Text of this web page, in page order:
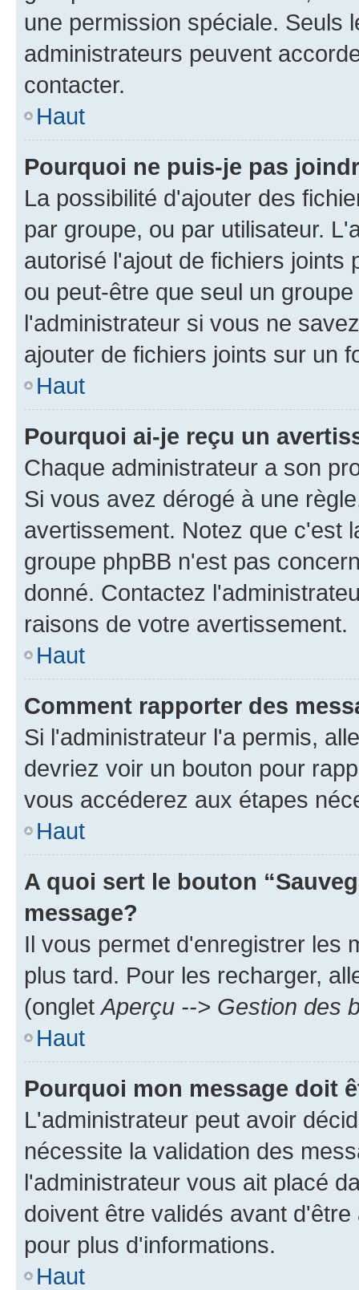
une permission spéciale. Seuls
administrateurs peuvent
contacter.
Haut
Pourquoi ne puis-je pas
La possibilité d'ajouter des
par groupe, ou par utilisateur.
autorisé l'ajout de fichiers joints
ou peut-être que seul un
l'administrateur si vous ne
ajouter de fichiers joints sur un
Haut
Pourquoi ai-je reçu un
Chaque administrateur a son
Si vous avez dérogé à une
avertissement. Notez que c'est
groupe phpBB n'est pas
donné. Contactez
raisons de votre avertissement.
Haut
Comment rapporter des
Si l'administrateur l'a permis,
devriez voir un bouton pour
vous accéderez aux étapes
Haut
A quoi sert le bouton
message?
Il vous permet d'enregistrer les
plus tard. Pour les recharger,
(ongletAperçu --> Gestion des
Haut
Pourquoi mon message doit
L'administrateur peut avoir
nécessite la validation des
l'administrateur vous ait placé
doivent être validés avant
pour plus d'informations.
Haut